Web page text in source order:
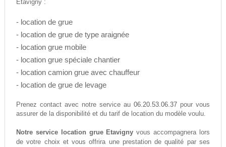
Etavigny :
- location de grue
- location de grue de type araignée
- location grue mobile
- location grue spéciale chantier
- location camion grue avec chauffeur
- location de grue de levage
Prenez contact avec notre service au06.20.53.06.37 pour vous
assurer de la disponibilité et du tarif de location du modèle voulu.
Notre service location grue Etavigny vous accompagnera lors
de votre choix et vous offrira une prestation de qualité par ses